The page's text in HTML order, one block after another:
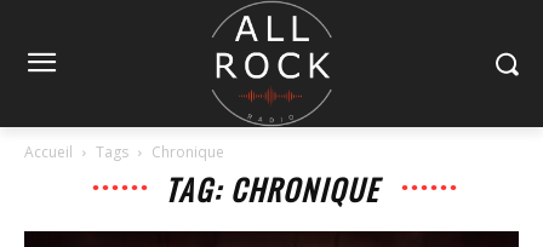
Accueil Tags Chronique
TAG: CHRONIQUE